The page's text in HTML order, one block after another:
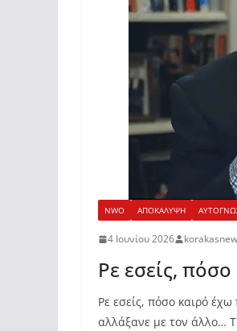
NWO ΑΠΟΚΑΛΥΨΗ
4 Ιουνίου 2026
Ρε εσείς,
Ρε εσείς, πόσο καιρό
αλλάξανε με τον άλλο…